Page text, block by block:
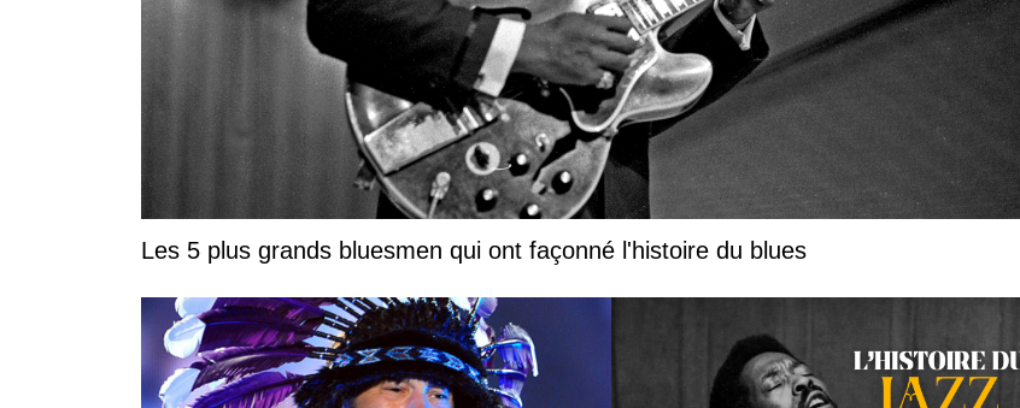
Les 5 plus grands bluesmen qui ont façonné l'histoire du blues